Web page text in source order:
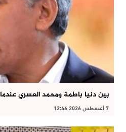
بين دنيا باطمة ومحمد العسري
7 أغسطس 2026 12:46